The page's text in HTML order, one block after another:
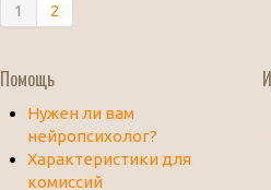
1 2
Помощь
Нужен ли вам
нейропсихолог?
Характеристики для
комиссий